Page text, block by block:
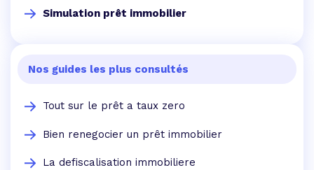
Simulation prêt immobilier
Nos guides les plus consultés
Tout sur le prêt a taux zero
Bien renegocier un prêt immobilier
La defiscalisation immobiliere